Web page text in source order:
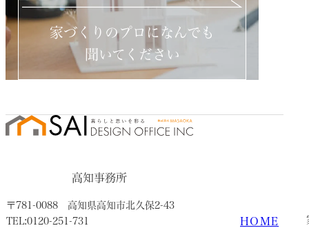
家づくりのプロになんでも
聞いてください
高知事務所
〒781-0088 高知県高知市北久保2-43
TEL:0120-251-731
HOME